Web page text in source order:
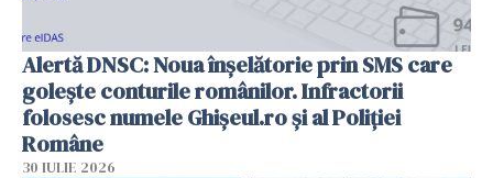
Alertă DNSC: Noua înșelătorie prin SMS care
golește conturile românilor. Infractorii
folosesc numele Ghișeul.ro și al Poliției
Române
30 IULIE 2026